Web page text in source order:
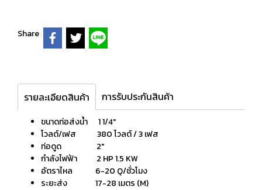
Share
รายละเอียดสินค้า การรับประกันสินค้า
ขนาดท่อส่งน้ำ 1 1/4″
โวลต์/เฟส 380 โวลต์ / 3 เฟส
ท่อดูด 2″
กำลังไฟฟ้า 2 HP 1.5 KW
อัตราไหล 6-20 Q/ชั่วโมง
ระยะส่ง 17-28 เมตร (M)